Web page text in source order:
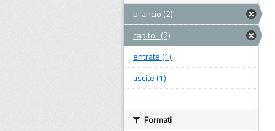
bilancio (2)
capitoli (2)
entrate (1)
uscite (1)
Formati